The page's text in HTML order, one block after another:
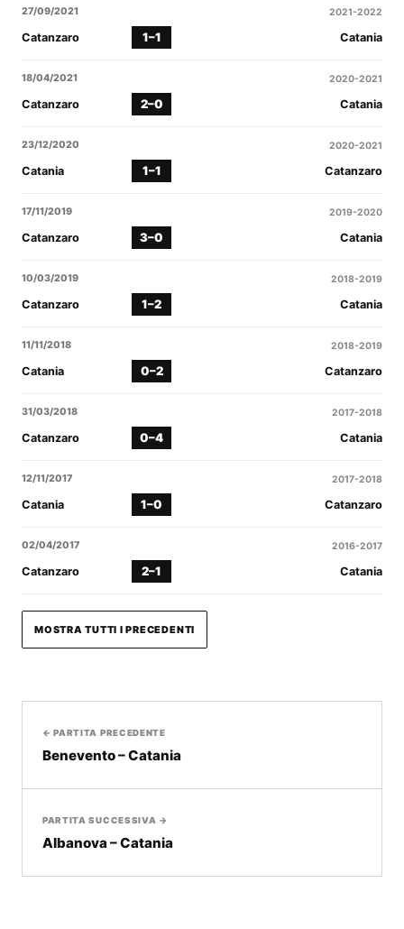
27/09/2021
Catanzaro 1–1 Catania
2021-2022
18/04/2021
Catanzaro 2–0 Catania
2020-2021
23/12/2020
Catania 1–1 Catanzaro
2020-2021
17/11/2019
Catanzaro 3–0 Catania
2019-2020
10/03/2019
Catanzaro 1–2 Catania
2018-2019
11/11/2018
Catania 0–2 Catanzaro
2018-2019
31/03/2018
Catanzaro 0–4 Catania
2017-2018
12/11/2017
Catania 1–0 Catanzaro
2017-2018
02/04/2017
Catanzaro 2–1 Catania
2016-2017
MOSTRA TUTTI I PRECEDENTI
← PARTITA PRECEDENTE
Benevento – Catania
PARTITA SUCCESSIVA →
Albanova – Catania